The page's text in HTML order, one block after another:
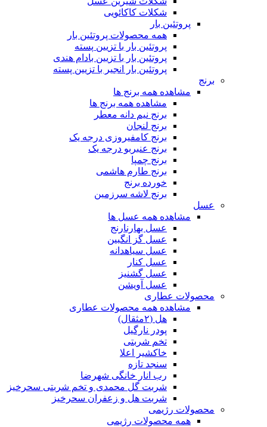
شکلات کاکائویی
پروتئین بار
همه محصولات پروتئین بار
پروتئین بار با تزیین پسته
پروتئین بار با تزیین بادام هندی
پروتئین بار انجیر با تزیین پسته
برنج
مشاهده همه برنج ها
مشاهده همه برنج ها
برنج نیم دانه معطر
برنج لنجان
برنج کامفیروزی درجه یک
برنج عنبربو درجه یک
برنج چمپا
برنج طارم هاشمی
خورده برنج
برنج لاشه سرزمین
عسل
مشاهده همه عسل ها
عسل بهارنارنج
عسل گز انگبین
عسل سیاهدانه
عسل کنار
عسل گشنیز
عسل آویشن
محصولات عطاری
مشاهده همه محصولات عطاری
هل (۲مثقال)
پودر نارگیل
تخم شربتی
خاکشیر اعلا
سنجد تازه
رب انار خانگی شهرضا
شربت گل محمدی و تخم شربتی سحرخیز
شربت هل و زعفران سحرخیز
محصولات رژیمی
همه محصولات رژیمی